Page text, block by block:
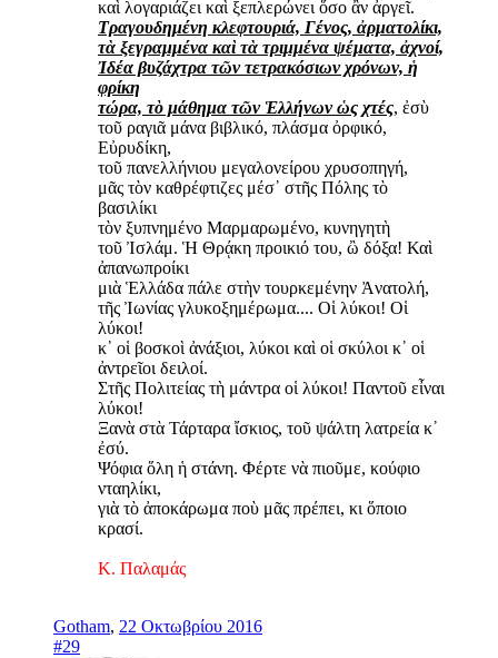
καὶ λογαριάζει καὶ ξεπλερώνει ὅσο ἂν ἀργεῖ.
Τραγουδημένη κλεφτουριά, Γένος, ἀρματολίκι,
τὰ ξεγραμμένα καὶ τὰ τριμμένα ψέματα, ἀχνοί,
Ἰδέα βυζάχτρα τῶν τετρακόσιων χρόνων, ἡ
φρίκη
τώρα, τὸ μάθημα τῶν Ἑλλήνων ὡς χτές, ἐσὺ
τοῦ ραγιᾶ μάνα βιβλικό, πλάσμα ὀρφικό,
Εὐρυδίκη,
τοῦ πανελλήνιου μεγαλονείρου χρυσοπηγή,
μᾶς τὸν καθρέφτιζες μέσ᾿ στῆς Πόλης τὸ
βασιλίκι
τὸν ξυπνημένο Μαρμαρωμένο, κυνηγητὴ
τοῦ Ἰσλάμ. Ἡ Θρᾴκη προικιό του, ὢ δόξα! Καὶ
ἀπανωπροίκι
μιὰ Ἑλλάδα πάλε στὴν τουρκεμένην Ἀνατολή,
τῆς Ἰωνίας γλυκοξημέρωμα.... Οἱ λύκοι! Οἱ
λύκοι!
κ᾿ οἱ βοσκοὶ ἀνάξιοι, λύκοι καὶ οἱ σκύλοι κ᾿ οἱ
ἀντρεῖοι δειλοί.
Στῆς Πολιτείας τὴ μάντρα οἱ λύκοι! Παντοῦ εἶναι
λύκοι!
Ξανὰ στὰ Τάρταρα ἴσκιος, τοῦ ψάλτη λατρεία κ᾿
ἐσύ.
Ψόφια ὅλη ἡ στάνη. Φέρτε νὰ πιοῦμε, κούφιο
νταηλίκι,
γιὰ τὸ ἀποκάρωμα ποὺ μᾶς πρέπει, κι ὅποιο
κρασί.
Κ. Παλαμάς
Gotham, 22 Οκτωβρίου 2016
#29